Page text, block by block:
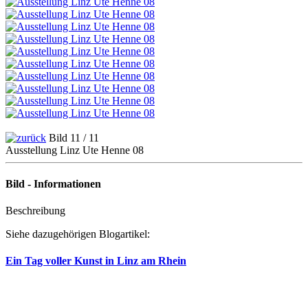
Bild 11 / 11
Ausstellung Linz Ute Henne 08
Bild - Informationen
Beschreibung
Siehe dazugehörigen Blogartikel:
Ein Tag voller Kunst in Linz am Rhein